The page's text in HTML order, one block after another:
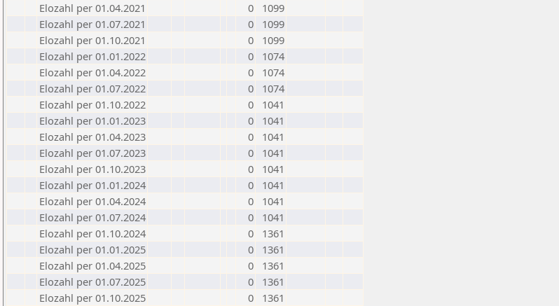
Elozahl per 01.04.2021
0
1099
Elozahl per 01.07.2021
0
1099
Elozahl per 01.10.2021
0
1099
Elozahl per 01.01.2022
0
1074
Elozahl per 01.04.2022
0
1074
Elozahl per 01.07.2022
0
1074
Elozahl per 01.10.2022
0
1041
Elozahl per 01.01.2023
0
1041
Elozahl per 01.04.2023
0
1041
Elozahl per 01.07.2023
0
1041
Elozahl per 01.10.2023
0
1041
Elozahl per 01.01.2024
0
1041
Elozahl per 01.04.2024
0
1041
Elozahl per 01.07.2024
0
1041
Elozahl per 01.10.2024
0
1361
Elozahl per 01.01.2025
0
1361
Elozahl per 01.04.2025
0
1361
Elozahl per 01.07.2025
0
1361
Elozahl per 01.10.2025
0 1361